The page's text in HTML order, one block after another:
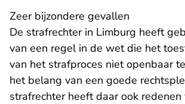
Zeer bijzondere gevallen
De strafrechter in Limburg heeft
van een regel in de wet die het
van het strafproces niet openbaar
het belang van een goede
strafrechter heeft daar ook redenen